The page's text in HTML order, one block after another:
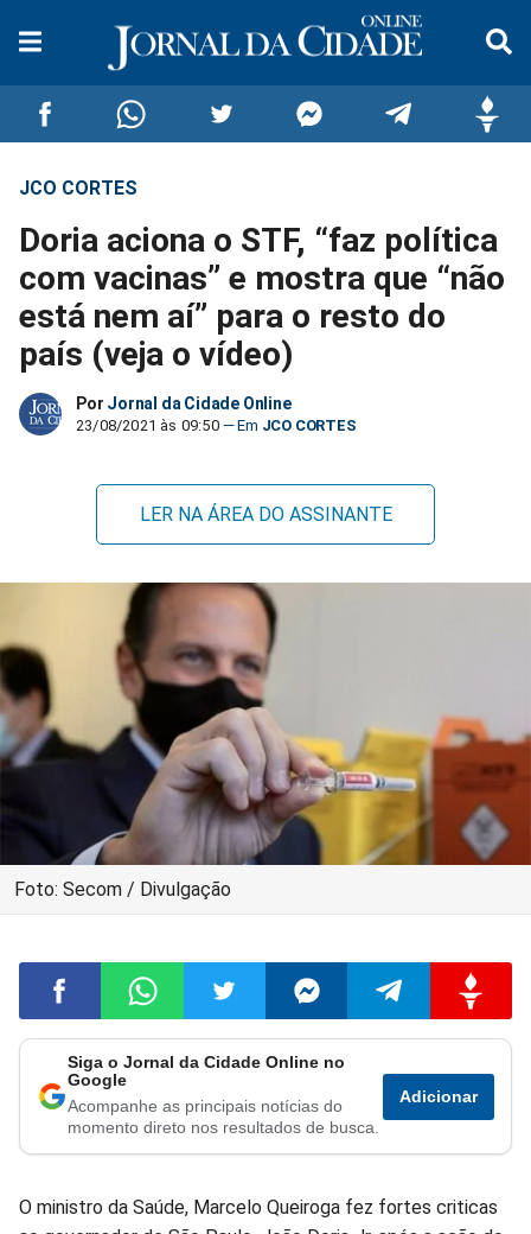
Compartilhar
no
Facebook
Compartilhar
no
Whatsapp
no
Twitter
no
Messenger
no
Telegram
no
JCO CORTES
Doria aciona o STF, “faz política
com vacinas” e mostra que “não
está nem aí” para o resto do
país (veja o vídeo)
Por Jornal da Cidade Online
23/08/2021 às 09:50 JCO CORTES
LER NA ÁREA DO ASSINANTE
Foto: Secom / Divulgação
Compartilhar
no
Compartilhar
no
Compartilhar
no
Compartilhar
no
Compartilhar
no
no
Siga o Jornal da Cidade Online no
Google
Acompanhe as principais notícias do
momento direto nos resultados de busca.
Adicionar
O ministro da Saúde, Marcelo Queiroga fez fortes criticas